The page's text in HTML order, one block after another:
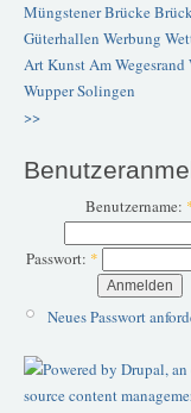
Müngstener Brücke
Güterhallen Werbung
ArtKunstAm Wegesrand
WupperSolingen
>>
Benutzername:
Passwort: *
Neues Passwort